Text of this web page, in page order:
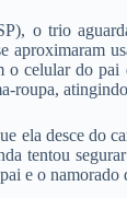
o trio
aproximaram
o celular do
roupa,
ela desce do
tentou
e o namorado